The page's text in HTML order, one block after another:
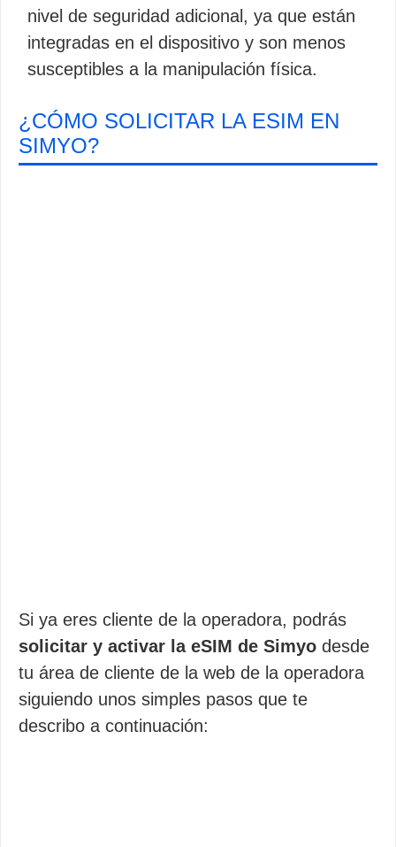
nivel de seguridad adicional, ya que están
integradas en el dispositivo y son menos
susceptibles a la manipulación física.
¿CÓMO SOLICITAR LA ESIM EN
SIMYO?
Si ya eres cliente de la operadora, podrás
solicitar y activar la eSIM de Simyo desde
tu área de cliente de la web de la operadora
siguiendo unos simples pasos que te
describo a continuación: